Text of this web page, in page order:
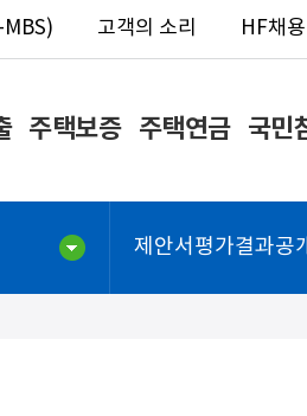
고객의 소리 HF채용
주택보증 주택연금 국민
제안서평가결과공